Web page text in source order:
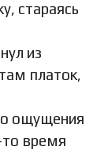
стараясь
из
платок,
ощущения
то время